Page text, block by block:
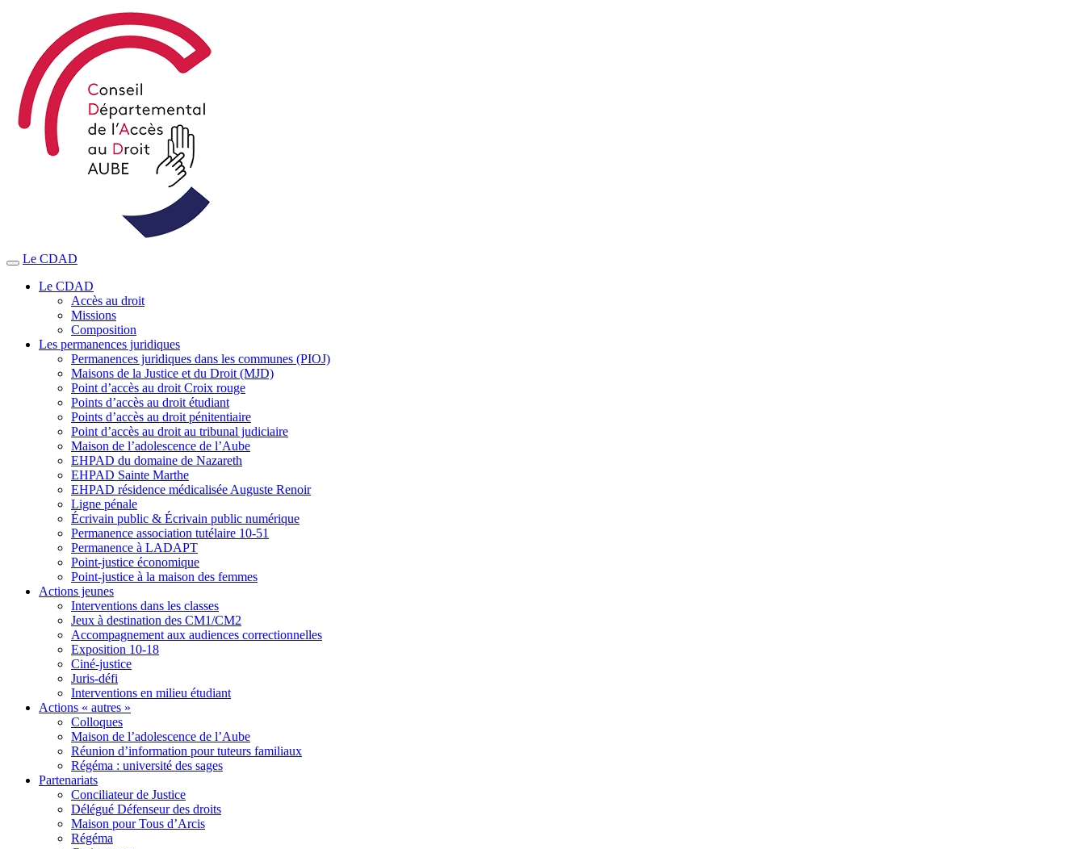
Le CDAD
Le CDAD
Accès au droit
Missions
Composition
Les permanences juridiques
Permanences juridiques dans les communes (PIOJ)
Maisons de la Justice et du Droit (MJD)
Point d’accès au droit Croix rouge
Points d’accès au droit étudiant
Points d’accès au droit pénitentiaire
Point d’accès au droit au tribunal judiciaire
Maison de l’adolescence de l’Aube
EHPAD du domaine de Nazareth
EHPAD Sainte Marthe
EHPAD résidence médicalisée Auguste Renoir
Ligne pénale
Écrivain public & Écrivain public numérique
Permanence association tutélaire 10-51
Permanence à LADAPT
Point-justice économique
Point-justice à la maison des femmes
Actions jeunes
Interventions dans les classes
Jeux à destination des CM1/CM2
Accompagnement aux audiences correctionnelles
Exposition 10-18
Ciné-justice
Juris-défi
Interventions en milieu étudiant
Actions « autres »
Colloques
Maison de l’adolescence de l’Aube
Réunion d’information pour tuteurs familiaux
Régéma : université des sages
Partenariats
Conciliateur de Justice
Délégué Défenseur des droits
Maison pour Tous d’Arcis
Régéma